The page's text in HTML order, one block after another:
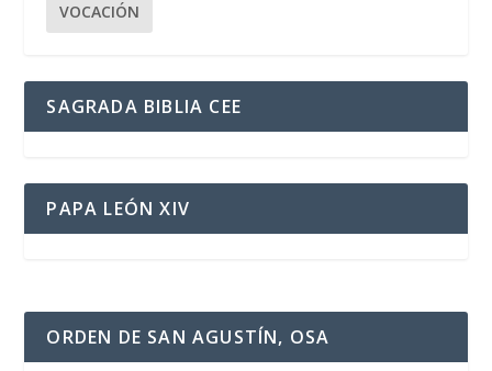
VOCACIÓN
SAGRADA BIBLIA CEE
PAPA LEÓN XIV
ORDEN DE SAN AGUSTÍN, OSA